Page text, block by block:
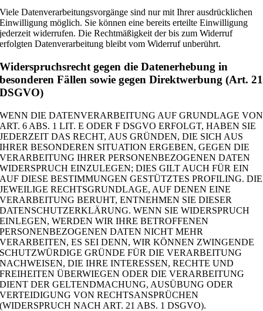
Viele Datenverarbeitungsvorgänge sind nur mit Ihrer ausdrücklichen
Einwilligung möglich. Sie können eine bereits erteilte Einwilligung
jederzeit widerrufen. Die Rechtmäßigkeit der bis zum Widerruf
erfolgten Datenverarbeitung bleibt vom Widerruf unberührt.
Widerspruchsrecht gegen die Datenerhebung in
besonderen Fällen sowie gegen Direktwerbung (Art. 21
DSGVO)
WENN DIE DATENVERARBEITUNG AUF GRUNDLAGE VON
ART. 6 ABS. 1 LIT. E ODER F DSGVO ERFOLGT, HABEN SIE
JEDERZEIT DAS RECHT, AUS GRÜNDEN, DIE SICH AUS
IHRER BESONDEREN SITUATION ERGEBEN, GEGEN DIE
VERARBEITUNG IHRER PERSONENBEZOGENEN DATEN
WIDERSPRUCH EINZULEGEN; DIES GILT AUCH FÜR EIN
AUF DIESE BESTIMMUNGEN GESTÜTZTES PROFILING. DIE
JEWEILIGE RECHTSGRUNDLAGE, AUF DENEN EINE
VERARBEITUNG BERUHT, ENTNEHMEN SIE DIESER
DATENSCHUTZERKLÄRUNG. WENN SIE WIDERSPRUCH
EINLEGEN, WERDEN WIR IHRE BETROFFENEN
PERSONENBEZOGENEN DATEN NICHT MEHR
VERARBEITEN, ES SEI DENN, WIR KÖNNEN ZWINGENDE
SCHUTZWÜRDIGE GRÜNDE FÜR DIE VERARBEITUNG
NACHWEISEN, DIE IHRE INTERESSEN, RECHTE UND
FREIHEITEN ÜBERWIEGEN ODER DIE VERARBEITUNG
DIENT DER GELTENDMACHUNG, AUSÜBUNG ODER
VERTEIDIGUNG VON RECHTSANSPRÜCHEN
(WIDERSPRUCH NACH ART. 21 ABS. 1 DSGVO).